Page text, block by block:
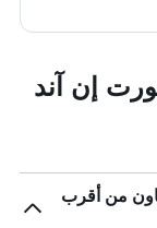
إن آند
من أقرب